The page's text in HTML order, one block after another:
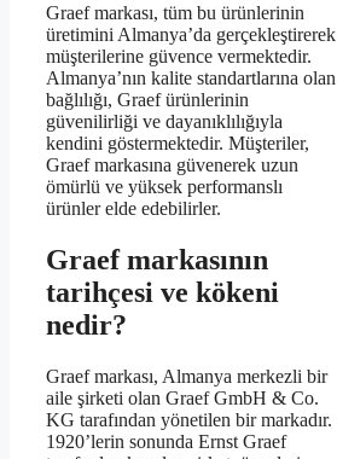
Graef markası, tüm bu ürünlerinin
üretimini Almanya’da gerçekleştirerek
müşterilerine güvence vermektedir.
Almanya’nın kalite standartlarına olan
bağlılığı, Graef ürünlerinin
güvenilirliği ve dayanıklılığıyla
kendini göstermektedir. Müşteriler,
Graef markasına güvenerek uzun
ömürlü ve yüksek performanslı
ürünler elde edebilirler.
Graef markasının
tarihçesi ve kökeni
nedir?
Graef markası, Almanya merkezli bir
aile şirketi olan Graef GmbH & Co.
KG tarafından yönetilen bir markadır.
1920’lerin sonunda Ernst Graef